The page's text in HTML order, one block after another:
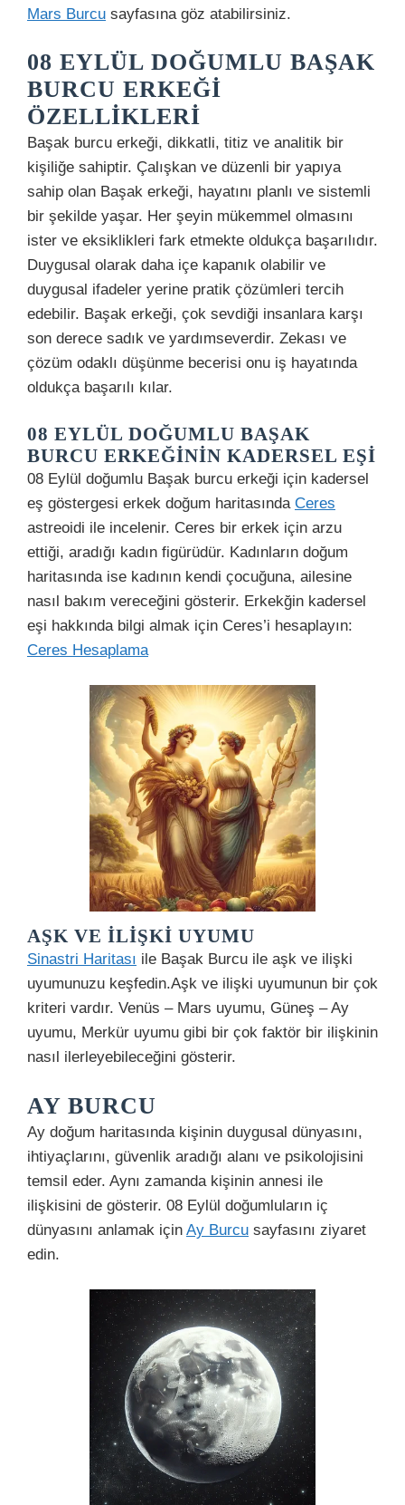
Mars Burcu sayfasına göz atabilirsiniz.
08 EYLÜL DOĞUMLU BAŞAK
BURCU ERKEĞI
ÖZELLIKLERI
Başak burcu erkeği, dikkatli, titiz ve analitik bir
kişiliğe sahiptir. Çalışkan ve düzenli bir yapıya
sahip olan Başak erkeği, hayatını planlı ve sistemli
bir şekilde yaşar. Her şeyin mükemmel olmasını
ister ve eksiklikleri fark etmekte oldukça başarılıdır.
Duygusal olarak daha içe kapanık olabilir ve
duygusal ifadeler yerine pratik çözümleri tercih
edebilir. Başak erkeği, çok sevdiği insanlara karşı
son derece sadık ve yardımseverdir. Zekası ve
çözüm odaklı düşünme becerisi onu iş hayatında
oldukça başarılı kılar.
08 EYLÜL DOĞUMLU BAŞAK
BURCU ERKEĞININ KADERSEL EŞI
08 Eylül doğumlu Başak burcu erkeği için kadersel
eş göstergesi erkek doğum haritasında Ceres
astreoidi ile incelenir. Ceres bir erkek için arzu
ettiği, aradığı kadın figürüdür. Kadınların doğum
haritasında ise kadının kendi çocuğuna, ailesine
nasıl bakım vereceğini gösterir. Erkekğin kadersel
eşi hakkında bilgi almak için Ceres’i hesaplayın:
Ceres Hesaplama
AŞK VE İLIŞKI UYUMU
Sinastri Haritası ile Başak Burcu ile aşk ve ilişki
uyumunuzu keşfedin.Aşk ve ilişki uyumunun bir çok
kriteri vardır. Venüs – Mars uyumu, Güneş – Ay
uyumu, Merkür uyumu gibi bir çok faktör bir ilişkinin
nasıl ilerleyebileceğini gösterir.
AY BURCU
Ay doğum haritasında kişinin duygusal dünyasını,
ihtiyaçlarını, güvenlik aradığı alanı ve psikolojisini
temsil eder. Aynı zamanda kişinin annesi ile
ilişkisini de gösterir. 08 Eylül doğumluların iç
dünyasını anlamak için Ay Burcu sayfasını ziyaret
edin.